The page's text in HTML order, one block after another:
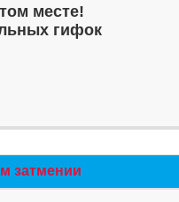
месте!
гифок
затмении